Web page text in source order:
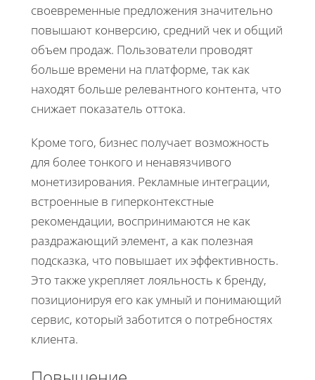
своевременные предложения значительно
повышают конверсию, средний чек и общий
объем продаж. Пользователи проводят
больше времени на платформе, так как
находят больше релевантного контента, что
снижает показатель оттока.
Кроме того, бизнес получает возможность
для более тонкого и ненавязчивого
монетизирования. Рекламные интеграции,
встроенные в гиперконтекстные
рекомендации, воспринимаются не как
раздражающий элемент, а как полезная
подсказка, что повышает их эффективность.
Это также укрепляет лояльность к бренду,
позиционируя его как умный и понимающий
сервис, который заботится о потребностях
клиента.